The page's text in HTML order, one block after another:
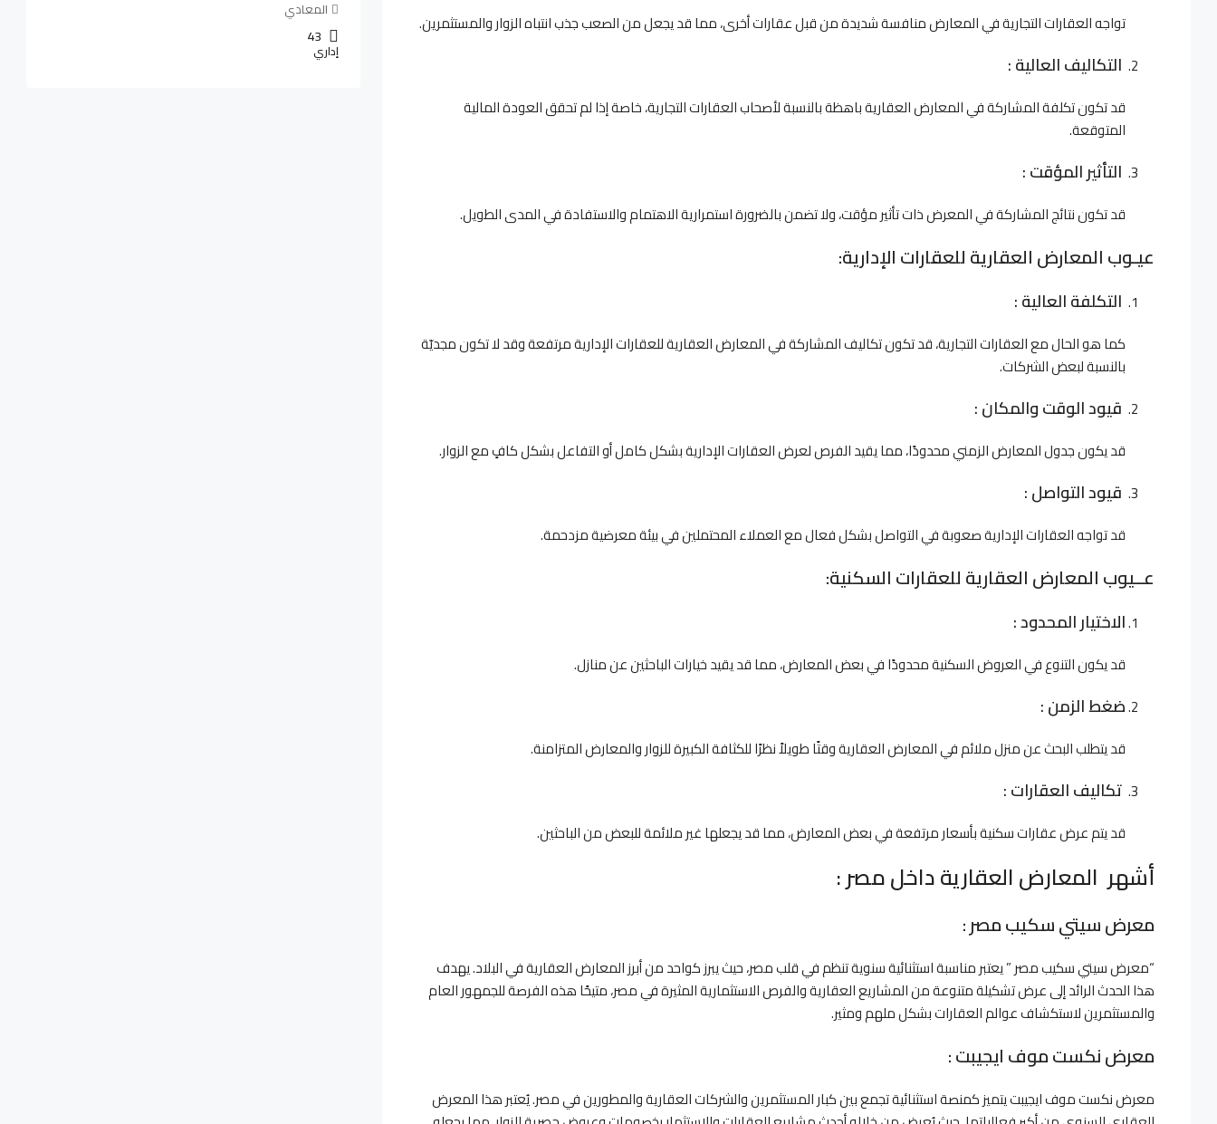
تواجه العقارات التجارية في المعارض منافسة شديدة من قبل عقارات أخرى، مما قد يجعل من الصعب جذب انتباه الزوار والمستثمرين.
التكاليف العالية :
قد تكون تكلفة المشاركة في المعارض العقارية باهظة بالنسبة لأصحاب العقارات التجارية، خاصة إذا لم تحقق العودة المالية
المتوقعة.
التأثير المؤقت :
قد تكون نتائج المشاركة في المعرض ذات تأثير مؤقت، ولا تضمن بالضرورة استمرارية الاهتمام والاستفادة في المدى الطويل.
عيـوب المعارض العقارية للعقارات الإدارية:
التكلفة العالية :
كما هو الحال مع العقارات التجارية، قد تكون تكاليف المشاركة في المعارض العقارية للعقارات الإدارية مرتفعة وقد لا تكون مجديّة
بالنسبة لبعض الشركات.
قيود الوقت والمكان :
قد يكون جدول المعارض الزمني محدودًا، مما يقيد الفرص لعرض العقارات الإدارية بشكل كامل أو التفاعل بشكل كافٍ مع الزوار.
قيود التواصل :
قد تواجه العقارات الإدارية صعوبة في التواصل بشكل فعال مع العملاء المحتملين في بيئة معرضية مزدحمة.
عــيوب المعارض العقارية للعقارات السكنية:
الاختيار المحدود :
قد يكون التنوع في العروض السكنية محدودًا في بعض المعارض، مما قد يقيد خيارات الباحثين عن منازل.
ضغط الزمن :
قد يتطلب البحث عن منزل ملائم في المعارض العقارية وقتًا طويلاً نظرًا للكثافة الكبيرة للزوار والمعارض المتزامنة.
تكاليف العقارات :
قد يتم عرض عقارات سكنية بأسعار مرتفعة في بعض المعارض، مما قد يجعلها غير ملائمة للبعض من الباحثين.
أشهر المعارض العقارية داخل مصر :
معرض سيتي سكيب مصر :
“معرض سيتي سكيب مصر ” يعتبر مناسبة استثنائية سنوية تنظم في قلب مصر، حيث يبرز كواحد من أبرز المعارض العقارية في البلاد. يهدف
هذا الحدث الرائد إلى عرض تشكيلة متنوعة من المشاريع العقارية والفرص الاستثمارية المثيرة في مصر، متيحًا هذه الفرصة للجمهور العام
والمستثمرين لاستكشاف عوالم العقارات بشكل ملهم ومثير.
معرض نكست موف ايجيبت :
معرض نكست موف ايجيبت يتميز كمنصة استثنائية تجمع بين كبار المستثمرين والشركات العقارية والمطورين في مصر. يُعتبر هذا المعرض
المعادي
43
إداري